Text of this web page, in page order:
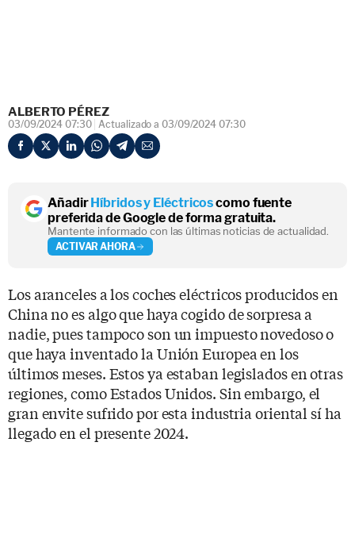
ALBERTO PÉREZ
03/09/2024 07:30 Actualizado a 03/09/2024 07:30
AñadirHíbridos y Eléctricoscomo fuente
preferida de Google de forma gratuita.
Mantente informado con las últimas noticias de actualidad.
ACTIVAR AHORA
Los aranceles a los coches eléctricos producidos en
China no es algo que haya cogido de sorpresa a
nadie, pues tampoco son un impuesto novedoso o
que haya inventado la Unión Europea en los
últimos meses. Estos ya estaban legislados en otras
regiones, como Estados Unidos. Sin embargo, el
gran envite sufrido por esta industria oriental sí ha
llegado en el presente 2024.